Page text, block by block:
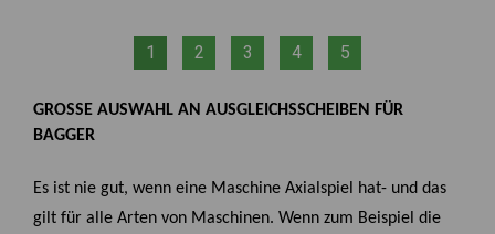
1 2 3 4 5
GROSSE AUSWAHL AN AUSGLEICHSSCHEIBEN FÜR B
AGGER
Es ist nie gut, wenn eine Maschine Axialspiel hat- und das
gilt für alle Arten von Maschinen. Wenn zum Beispiel die